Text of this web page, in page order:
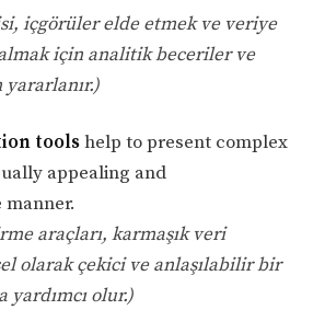
içgörüler elde etmek ve veriye
için analitik beceriler ve
toolshelp to present complex
appealing and
araçları, karmaşık veri
olarak çekici ve anlaşılabilir bir
yardımcı olur.)